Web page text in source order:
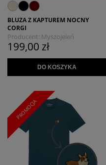
BLUZA Z KAPTUREM NOCNY
CORGI
Producent: Myszojeleń
199,00 zł
DO KOSZYKA
PROMOCJA